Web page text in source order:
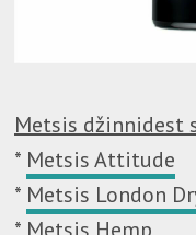
Metsis džinnidest
* Metsis Attitude
* Metsis London